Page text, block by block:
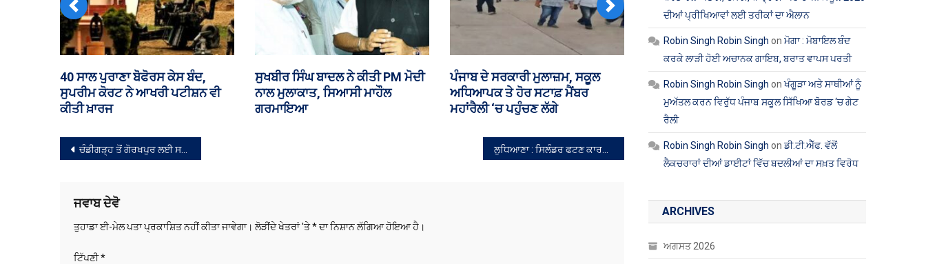
ਮੁਲਾਜ਼ਮ, ਸਕੂਲ
ਤੇ ਹੋਰ ਸਟਾਫ਼ ਮੈਂਬਰ
‘ਚ ਪਹੁੰਚਣ ਲੱਗੇ
ਹੂਤੀ ਬਾਗੀਆਂ ਦੇ ਹਮਲੇ ‘ਚ ਯਮਨ ਦੇ 58
ਸੈਨਿਕਾਂ ਦੀ ਮੌਤ, ਸਾਊਦੀ ਅਰਬ ‘ਚ 11
ਵਿਧਾਨ ਸਭਾ ‘ਚ ਅੱਜ ਪੰਜਾਬ ਕਾਮਨ
ਇਨਫਰਾਸਟ੍ਰਕਚਰ ਸੋਧ ਬਿੱਲ ‘ਤੇ ਹੋਵੇਗੀ
₹35 ਕਰੋੜ ਦੀ ਹੈਰੋਇਨ ਸਣੇ ਤਸਕਰ ਕਾਬੂ
Previous Next
ਸੰਪਾਦਨਾ
ਚੰਡੀਗੜ੍ਹ ਤੋਂ ਗੋਰਖਪੁਰ ਲਈ ਸਪੈਸ਼ਲ ਟਰੇਨ ਚੱਲੇਗੀ
ਜਵਾਬ ਦੇਵੋ
ਤੁਹਾਡਾ ਈ-ਮੇਲ ਪਤਾ ਪ੍ਰਕਾਸ਼ਿਤ ਨਹੀਂ ਕੀਤਾ ਜਾਵੇਗਾ। ਲੋੜੀਂਦੇ ਖੇਤਰਾਂ 'ਤੇ*ਦਾ ਨਿਸ਼ਾਨ ਲੱਗਿਆ ਹੋਇਆ ਹੈ।
ਟਿੱਪਣੀ*
ਦੀਆਂ ਪ੍ਰੀਖਿਆਵਾਂ ਲਈ ਤਰੀਕਾਂ ਦਾ ਐਲਾਨ
Robin Singh Robin Singh onਮੋਗਾ : ਮੋਬਾਇਲ ਬੰਦ
ਕਰਕੇ ਲਾੜੀ ਹੋਈ ਅਚਾਨਕ ਗਾਇਬ, ਬਰਾਤ ਵਾਪਸ ਪਰਤੀ
Robin Singh Robin Singh onਖੰਗੂੜਾ ਅਤੇ ਸਾਥੀਆਂ ਨੂੰ
ਮੁਅੱਤਲ ਕਰਨ ਵਿਰੁੱਧ ਪੰਜਾਬ ਸਕੂਲ ਸਿੱਖਿਆ ਬੋਰਡ ‘ਚ ਗੇਟ
ਰੈਲੀ
Robin Singh Robin Singh onਡੀ.ਟੀ.ਐੱਫ. ਵੱਲੋਂ
ਲੈਕਚਰਾਰਾਂ ਦੀਆਂ ਡਾਈਟਾਂ ਵਿੱਚ ਬਦਲੀਆਂ ਦਾ ਸਖ਼ਤ ਵਿਰੋਧ
ARCHIVES
ਅਗਸਤ 2026